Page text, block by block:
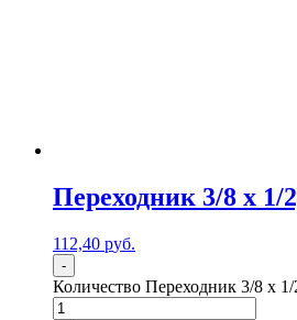
Переходник 3/8 х 1/
112,40 руб.
-
Количество Переходник 3/8 х